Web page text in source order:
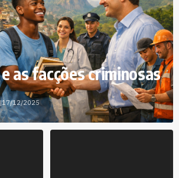
as facções criminosas
|17/12/2025